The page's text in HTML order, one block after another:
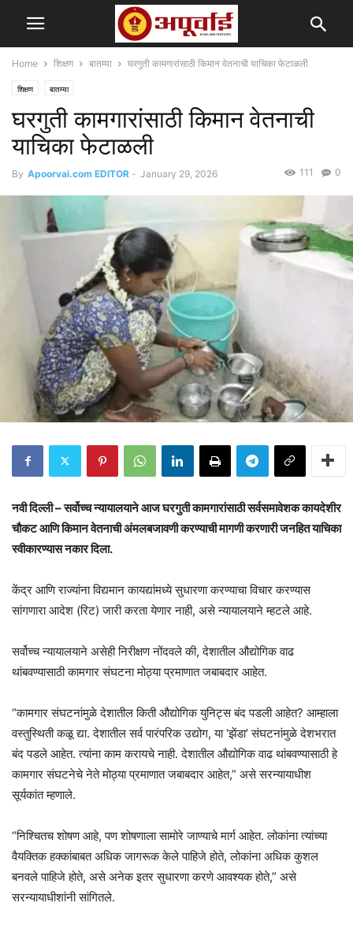
Home शिक्षण बातम्या घरगुती कामगारांसाठी किमान वेतनाची याचिका फेटाळली
शिक्षण बातम्या
घरगुती कामगारांसाठी किमान वेतनाची
याचिका फेटाळली
By Apoorvai.com EDITOR - January 29, 2026 0
111
नवी दिल्ली – सर्वोच्च न्यायालयाने आज घरगुती कामगारांसाठी सर्वसमावेशक कायदेशीर
चौकट आणि किमान वेतनाची अंमलबजावणी करण्याची मागणी करणारी जनहित याचिका
स्वीकारण्यास नकार दिला.
केंद्र आणि राज्यांना विद्यमान कायद्यांमध्ये सुधारणा करण्याचा विचार करण्यास
सांगणारा आदेश (रिट) जारी करता येणार नाही, असे न्यायालयाने म्हटले आहे.
सर्वोच्च न्यायालयाने असेही निरीक्षण नोंदवले की, देशातील औद्योगिक वाढ
थांबवण्यासाठी कामगार संघटना मोठ्या प्रमाणात जबाबदार आहेत.
“कामगार संघटनांमुळे देशातील किती औद्योगिक युनिट्स बंद पडली आहेत? आम्हाला
वस्तुस्थिती कळू द्या. देशातील सर्व पारंपरिक उद्योग, या ‘झेंडा’ संघटनांमुळे देशभरात
बंद पडले आहेत. त्यांना काम करायचे नाही. देशातील औद्योगिक वाढ थांबवण्यासाठी हे
कामगार संघटनेचे नेते मोठ्या प्रमाणात जबाबदार आहेत,” असे सरन्यायाधीश
सूर्यकांत म्हणाले.
“निश्चितच शोषण आहे, पण शोषणाला सामोरे जाण्याचे मार्ग आहेत. लोकांना त्यांच्या
वैयक्तिक हक्कांबाबत अधिक जागरूक केले पाहिजे होते, लोकांना अधिक कुशल
बनवले पाहिजे होते, असे अनेक इतर सुधारणा करणे आवश्यक होते,” असे
सरन्यायाधीशांनी सांगितले.